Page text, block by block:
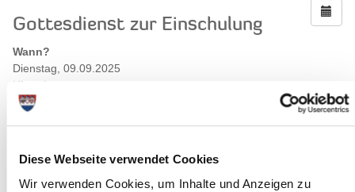
Diese Webseite verwendet Cookies
Wir verwenden Cookies, um Inhalte und Anzeigen zu
Gottesdienst zur Einschulung
Wann?
Dienstag, 09.09.2025
Uhrzeit:
09:30 Uhr
Kategorie: